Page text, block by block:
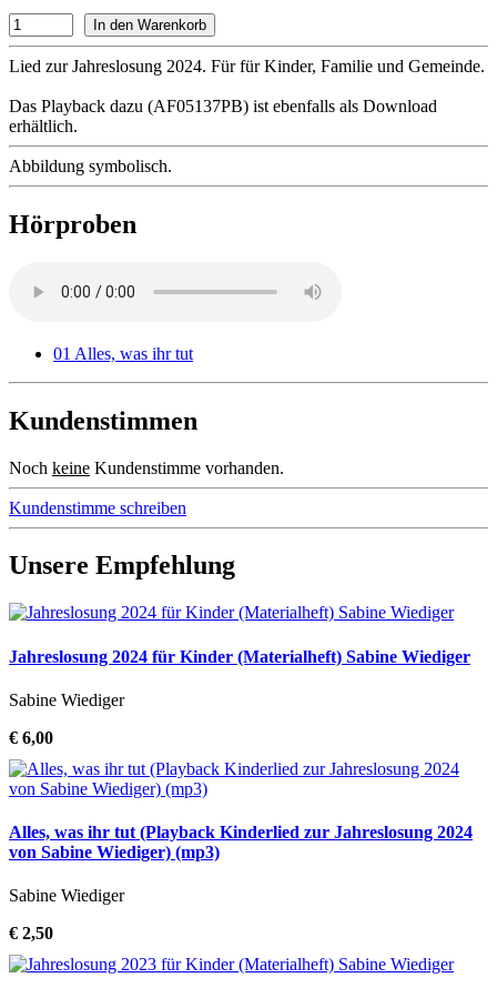
Lied zur Jahreslosung 2024. Für für Kinder, Familie und Gemeinde.
Das Playback dazu (AF05137PB) ist ebenfalls als Download
erhältlich.
Abbildung symbolisch.
Hörproben
01 Alles, was ihr tut
Kundenstimmen
Noch keine Kundenstimme vorhanden.
Kundenstimme schreiben
Unsere Empfehlung
Jahreslosung 2024 für Kinder (Materialheft) Sabine Wiediger
Sabine Wiediger
€ 6,00
Alles, was ihr tut (Playback Kinderlied zur Jahreslosung 2024
von Sabine Wiediger) (mp3)
Sabine Wiediger
€ 2,50